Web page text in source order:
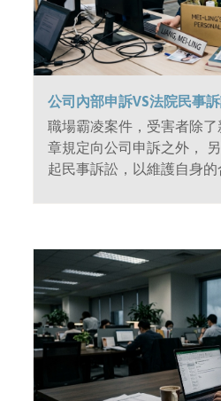
公司內部申訴VS法院民事
職場霸凌案件，受害者除
章規定向公司申訴之外，
起民事訴訟，以維護自身的